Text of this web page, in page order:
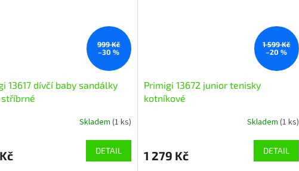
999 Kč
–30 %
13617 dívčí baby sandálky
Skladem (1 ks)
DETAIL
1 599 Kč
–20 %
Primigi 13672 junior tenisky
kotníkové
Skladem (1 ks)
1 279 Kč DETAIL